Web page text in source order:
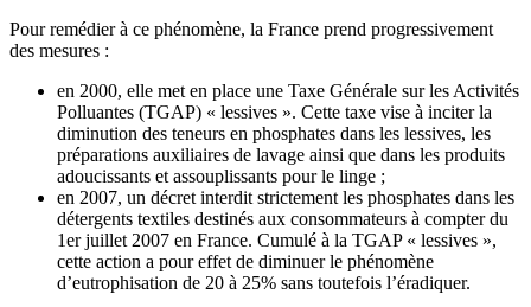
Pour remédier à ce phénomène, la France prend progressivement
des mesures :
en 2000, elle met en place une Taxe Générale sur les Activités
Polluantes (TGAP) « lessives ». Cette taxe vise à inciter la
diminution des teneurs en phosphates dans les lessives, les
préparations auxiliaires de lavage ainsi que dans les produits
adoucissants et assouplissants pour le linge ;
en 2007, un décret interdit strictement les phosphates dans les
détergents textiles destinés aux consommateurs à compter du
1er juillet 2007 en France. Cumulé à la TGAP « lessives »,
cette action a pour effet de diminuer le phénomène
d’eutrophisation de 20 à 25% sans toutefois l’éradiquer.